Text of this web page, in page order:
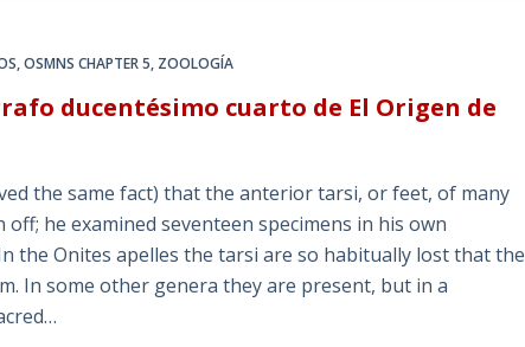
,OSMNS CHAPTER 5, ZOOLOGÍA
ducentésimo cuarto de El Origen de
the same fact) that the anterior tarsi, or feet, of many
he examined seventeen specimens in his own
the Onites apelles the tarsi are so habitually lost that the
In some other genera they are present, but in a